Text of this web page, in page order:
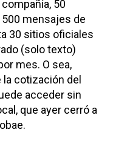
50
mensajes de
30 sitios oficiales
(solo texto)
mes. O sea,
cotización del
acceder sin
que ayer cerró a